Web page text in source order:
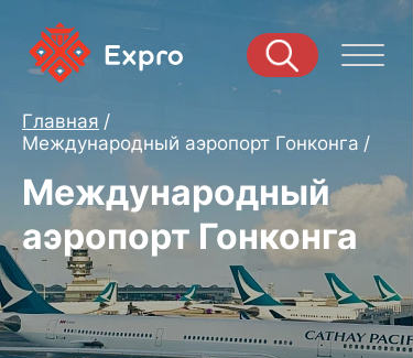
Главная
Международный аэропорт Гонконга
Международный
аэропорт Гонконга